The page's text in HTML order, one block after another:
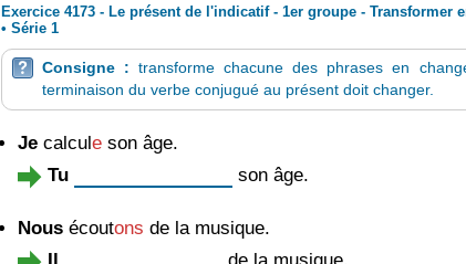
Exercice 4173 - Le présent de l'indicatif - 1er groupe - Transformer
• Série 1
 Consigne : transforme chacune des phrases en
terminaison du verbe conjugué au présent doit changer.
Jecalculeson âge.
Tu
son âge.
Nousécoutons de la musique.